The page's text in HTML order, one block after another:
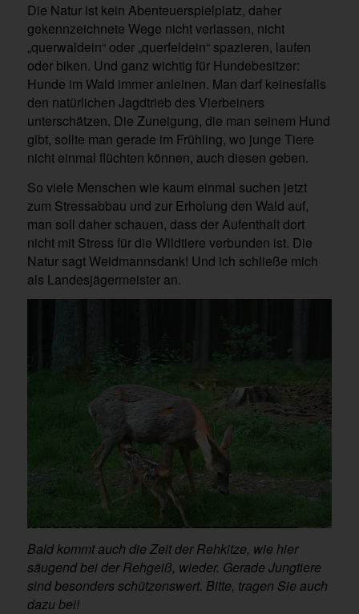
Die Natur ist kein Abenteuerspielplatz, daher
gekennzeichnete Wege nicht verlassen, nicht
„querwaldein“ oder „querfeldein“ spazieren, laufen
oder biken. Und ganz wichtig für Hundebesitzer:
Hunde im Wald immer anleinen. Man darf keinesfalls
den natürlichen Jagdtrieb des Vierbeiners
unterschätzen. Die Zuneigung, die man seinem Hund
gibt, sollte man gerade im Frühling, wo junge Tiere
nicht einmal flüchten können, auch diesen geben.
So viele Menschen wie kaum einmal suchen jetzt
zum Stressabbau und zur Erholung den Wald auf,
man soll daher schauen, dass der Aufenthalt dort
nicht mit Stress für die Wildtiere verbunden ist. Die
Natur sagt Weidmannsdank! Und ich schließe mich
als Landesjägermeister an.
Bald kommt auch die Zeit der Rehkitze, wie hier
säugend bei der Rehgeiß, wieder. Gerade Jungtiere
sind besonders schützenswert. Bitte, tragen Sie auch
dazu bei!